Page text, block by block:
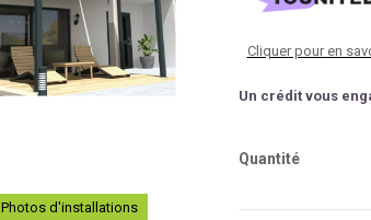
Photos d'installations
Cliquer pour en
Un crédit vous
Quantité